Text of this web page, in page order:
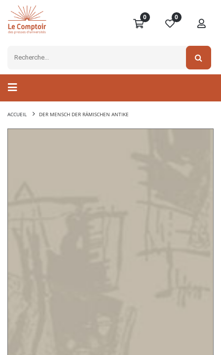
0 0
ACCUEIL DER MENSCH DER RÄMISCHEN ANTIKE